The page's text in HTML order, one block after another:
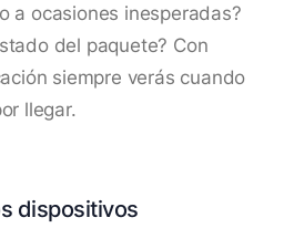
a ocasiones inesperadas?
del paquete? Con
siempre verás cuando
llegar.
dispositivos